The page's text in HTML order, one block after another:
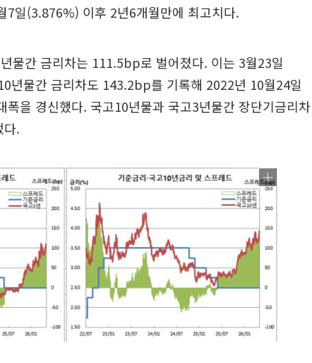
일(3.876%) 이후 2년6개월만에 최고치다.
물간 금리차는 111.5bp로 벌어졌다. 이는 3월23일
년물간 금리차도 143.2bp를 기록해 2022년 10월24일
을 경신했다. 국고10년물과 국고3년물간 장단기금리차
.